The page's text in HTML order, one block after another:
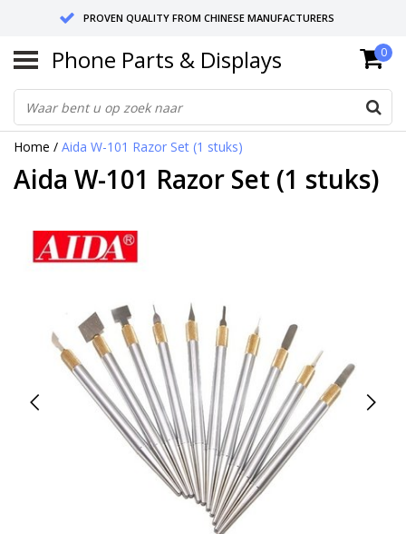
PROVEN QUALITY FROM CHINESE MANUFACTURERS
SEND RETURNS TO GERMANY OR NETHERLANDS
10 DAY SHIPPING
Phone Parts & Displays 0
Home / Aida W-101 Razor Set (1 stuks)
Aida W-101 Razor Set (1 stuks)